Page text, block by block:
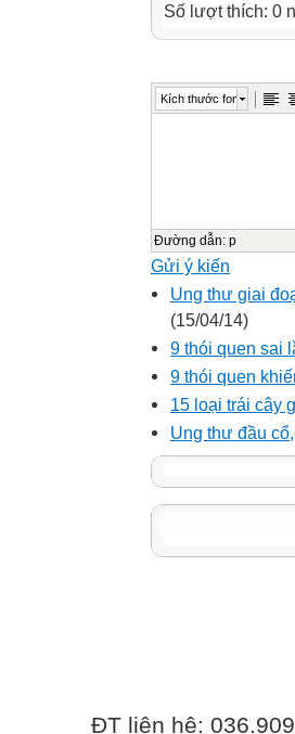
Số lượt thích: 0
Kích thước font
Đường dẫn: p
Gửi ý kiến
Ung thư giai
(15/04/14)
9 thói quen sai
9 thói quen
15 loại trái cây
Ung thư đầu
ĐT liên hệ: